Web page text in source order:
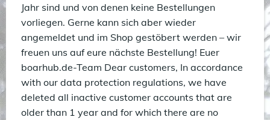
Jahr sind und von denen keine Bestellungen
vorliegen. Gerne kann sich aber wieder
angemeldet und im Shop gestöbert werden – wir
freuen uns auf eure nächste Bestellung! Euer
boarhub.de-Team Dear customers, In accordance
with our data protection regulations, we have
deleted all inactive customer accounts that are
older than 1 year and for which there are no